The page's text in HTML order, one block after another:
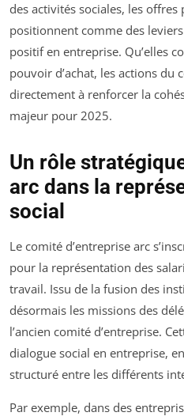
des activités sociales, les
positionnent comme des
positif en entreprise. Qu’elles
pouvoir d’achat, les actions du
directement à renforcer la
majeur pour 2025.
Un rôle
arc dans la
social
Le comité d’entreprise arc
pour la représentation des
travail. Issu de la fusion des
désormais les missions des
l’ancien comité d’entreprise.
dialogue social en entreprise,
structuré entre les différents
Par exemple, dans des